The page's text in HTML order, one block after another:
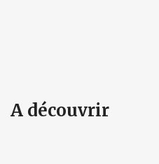
A découvrir